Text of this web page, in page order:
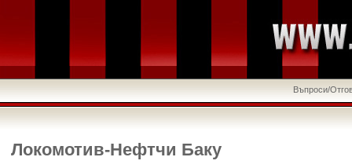
Въпроси/
Локомотив-Нефтчи Баку